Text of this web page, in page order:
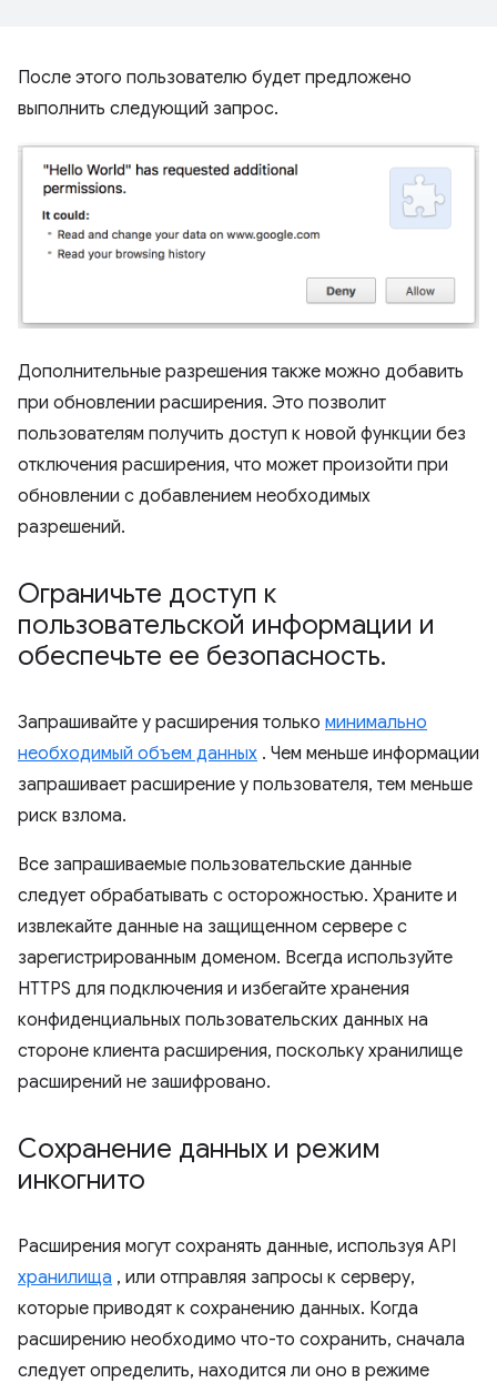
После этого пользователю будет предложено
выполнить следующий запрос.
Дополнительные разрешения также можно добавить
при обновлении расширения. Это позволит
пользователям получить доступ к новой функции без
отключения расширения, что может произойти при
обновлении с добавлением необходимых
разрешений.
Ограничьте доступ к
пользовательской информации и
обеспечьте ее безопасность.
Запрашивайте у расширения только минимально
необходимый объем данных . Чем меньше информации
запрашивает расширение у пользователя, тем меньше
риск взлома.
Все запрашиваемые пользовательские данные
следует обрабатывать с осторожностью. Храните и
извлекайте данные на защищенном сервере с
зарегистрированным доменом. Всегда используйте
HTTPS для подключения и избегайте хранения
конфиденциальных пользовательских данных на
стороне клиента расширения, поскольку хранилище
расширений не зашифровано.
Сохранение данных и режим
инкогнито
Расширения могут сохранять данные, используя API
хранилища , или отправляя запросы к серверу,
которые приводят к сохранению данных. Когда
расширению необходимо что-то сохранить, сначала
следует определить, находится ли оно в режиме